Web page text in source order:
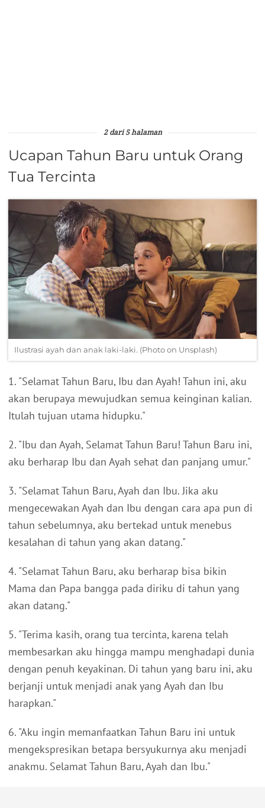
2 dari 5 halaman
Ucapan Tahun Baru untuk Orang
Tua Tercinta
Ilustrasi ayah dan anak laki-laki. (Photo on Unsplash)
1. "Selamat Tahun Baru, Ibu dan Ayah! Tahun ini, aku
akan berupaya mewujudkan semua keinginan kalian.
Itulah tujuan utama hidupku."
2. "Ibu dan Ayah, Selamat Tahun Baru! Tahun Baru ini,
aku berharap Ibu dan Ayah sehat dan panjang umur."
3. "Selamat Tahun Baru, Ayah dan Ibu. Jika aku
mengecewakan Ayah dan Ibu dengan cara apa pun di
tahun sebelumnya, aku bertekad untuk menebus
kesalahan di tahun yang akan datang."
4. "Selamat Tahun Baru, aku berharap bisa bikin
Mama dan Papa bangga pada diriku di tahun yang
akan datang."
5. "Terima kasih, orang tua tercinta, karena telah
membesarkan aku hingga mampu menghadapi dunia
dengan penuh keyakinan. Di tahun yang baru ini, aku
berjanji untuk menjadi anak yang Ayah dan Ibu
harapkan."
6. "Aku ingin memanfaatkan Tahun Baru ini untuk
mengekspresikan betapa bersyukurnya aku menjadi
anakmu. Selamat Tahun Baru, Ayah dan Ibu."